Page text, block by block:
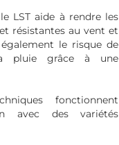
LST aide à rendre les
résistantes au vent et
le risque de
pluie grâce à une
fonctionnent
avec desvariétés